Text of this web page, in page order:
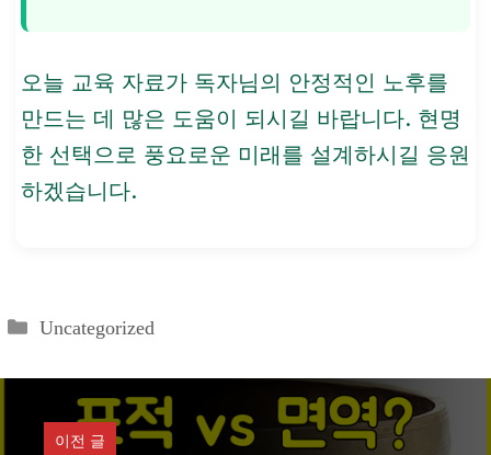
만 65세 미만
이 기회를 놓치면 재가입
불가 (마감 시한 엄수 필
오늘 교육 자료가 독자님의 안정적인 노후를
만드는 데 많은 도움이 되시길 바랍니다. 현명
한 선택으로 풍요로운 미래를 설계하시길 응원
하겠습니다.
카
고
Uncategorized
이전 글